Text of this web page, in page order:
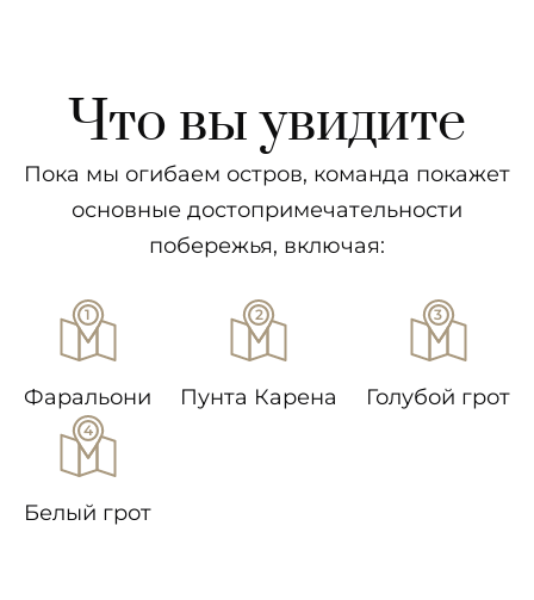
Что вы увидите
Пока мы огибаем остров, команда покажет
основные достопримечательности
побережья, включая:
Фаральони Пунта Карена Голубой грот
Белый грот